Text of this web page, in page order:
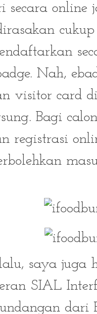
secara online
Nah,
visitor card
Bagi
registrasi
saya juga
SIAL
dari